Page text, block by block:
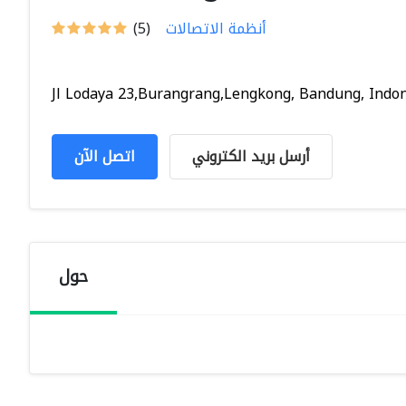
(5) أنظمة الاتصالات
Jl Lodaya 23,Burangrang,Lengkong, Bandung,
اتصل الآن أرسل بريد الكتروني
حول